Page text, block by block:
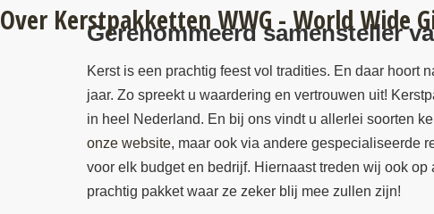
Over Kerstpakketten WWG - World Wide
Gerenommeerd samensteller
Kerst is een prachtig feest vol tradities. En daar hoort
jaar. Zo spreekt u waardering en vertrouwen uit!
in heel Nederland. En bij ons vindt u allerlei soorten
onze website, maar ook via andere gespecialiseerde
voor elk budget en bedrijf. Hiernaast treden wij ook
prachtig pakket waar ze zeker blij mee zullen zijn!